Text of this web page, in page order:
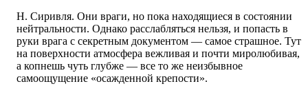
Н. Сиривля. Они враги, но пока находящиеся в состоянии
нейтральности. Однако расслабляться нельзя, и попасть в
руки врага с секретным документом — самое страшное. Тут
на поверхности атмосфера вежливая и почти миролюбивая,
а копнешь чуть глубже — все то же неизбывное
самоощущение «осажденной крепости».